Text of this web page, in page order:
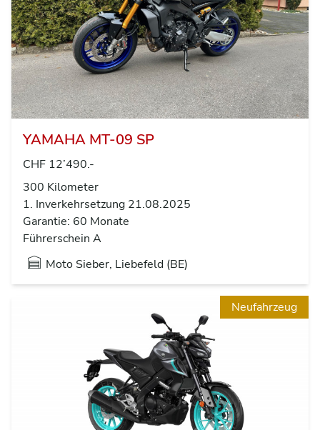
YAMAHA MT-09 SP
CHF 12’490.-
300 Kilometer
1. Inverkehrsetzung 21.08.2025
Garantie: 60 Monate
Führerschein A
Moto Sieber, Liebefeld (BE)
Neufahrzeug